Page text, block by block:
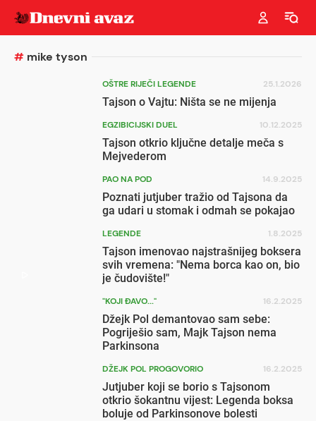
# mike tyson
OŠTRE RIJEČI LEGENDE 25.1.2026
Tajson o Vajtu: Ništa se ne mijenja
EGZIBICIJSKI DUEL 10.12.2025
Tajson otkrio ključne detalje meča s
Mejvederom
PAO NA POD 14.9.2025
Poznati jutjuber tražio od Tajsona da
ga udari u stomak i odmah se pokajao
LEGENDE 1.8.2025
Tajson imenovao najstrašnijeg boksera
svih vremena: "Nema borca kao on, bio
je čudovište!"
"KOJI ĐAVO..." 16.2.2025
Džejk Pol demantovao sam sebe:
Pogriješio sam, Majk Tajson nema
Parkinsona
DŽEJK POL PROGOVORIO 16.2.2025
Jutjuber koji se borio s Tajsonom
otkrio šokantnu vijest: Legenda boksa
boluje od Parkinsonove bolesti